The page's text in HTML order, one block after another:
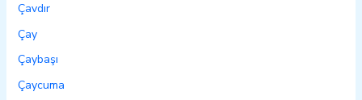
Çavdır
Çay
Çaybaşı
Çaycuma